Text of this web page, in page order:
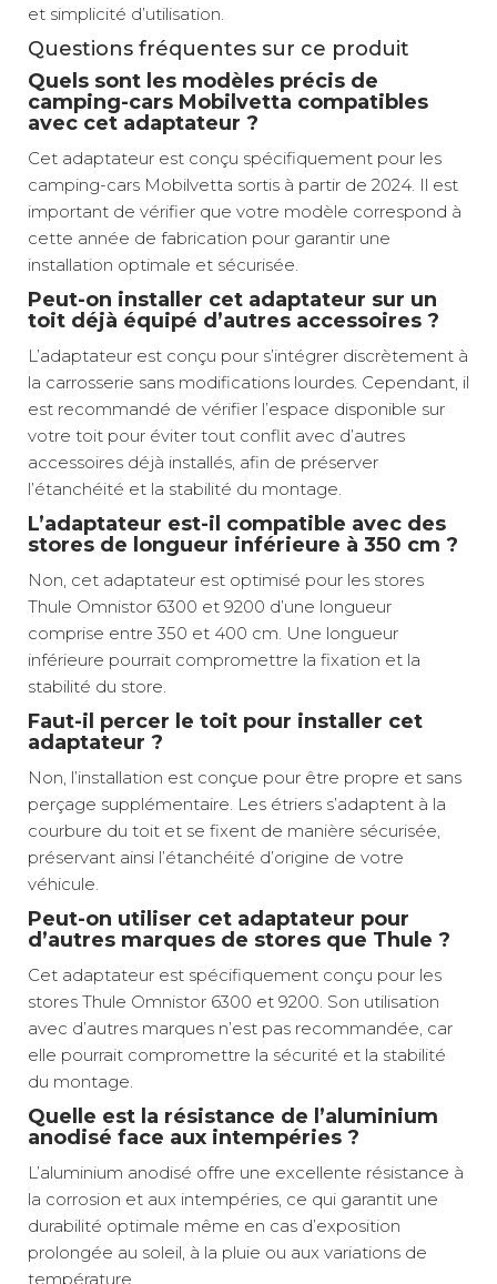
et simplicité d’utilisation.
Questions fréquentes sur ce produit
Quels sont les modèles précis de
camping-cars Mobilvetta compatibles
avec cet adaptateur ?
Cet adaptateur est conçu spécifiquement pour les
camping-cars Mobilvetta sortis à partir de 2024. Il est
important de vérifier que votre modèle correspond à
cette année de fabrication pour garantir une
installation optimale et sécurisée.
Peut-on installer cet adaptateur sur un
toit déjà équipé d’autres accessoires ?
L’adaptateur est conçu pour s’intégrer discrètement à
la carrosserie sans modifications lourdes. Cependant, il
est recommandé de vérifier l’espace disponible sur
votre toit pour éviter tout conflit avec d’autres
accessoires déjà installés, afin de préserver
l’étanchéité et la stabilité du montage.
L’adaptateur est-il compatible avec des
stores de longueur inférieure à 350 cm ?
Non, cet adaptateur est optimisé pour les stores
Thule Omnistor 6300 et 9200 d’une longueur
comprise entre 350 et 400 cm. Une longueur
inférieure pourrait compromettre la fixation et la
stabilité du store.
Faut-il percer le toit pour installer cet
adaptateur ?
Non, l’installation est conçue pour être propre et sans
perçage supplémentaire. Les étriers s’adaptent à la
courbure du toit et se fixent de manière sécurisée,
préservant ainsi l’étanchéité d’origine de votre
véhicule.
Peut-on utiliser cet adaptateur pour
d’autres marques de stores que Thule ?
Cet adaptateur est spécifiquement conçu pour les
stores Thule Omnistor 6300 et 9200. Son utilisation
avec d’autres marques n’est pas recommandée, car
elle pourrait compromettre la sécurité et la stabilité
du montage.
Quelle est la résistance de l’aluminium
anodisé face aux intempéries ?
L’aluminium anodisé offre une excellente résistance à
la corrosion et aux intempéries, ce qui garantit une
durabilité optimale même en cas d’exposition
prolongée au soleil, à la pluie ou aux variations de
température.